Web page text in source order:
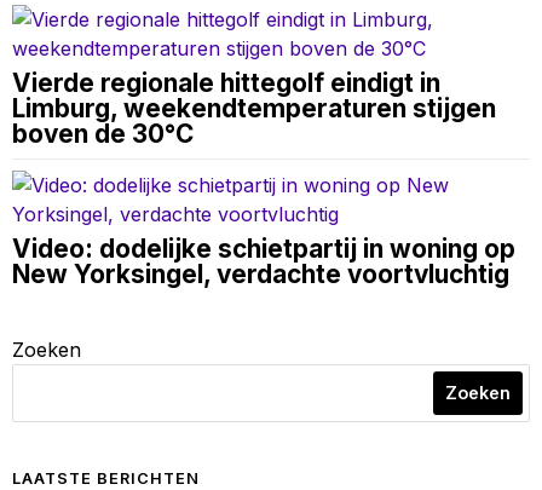
Vierde regionale hittegolf eindigt in
Limburg, weekendtemperaturen stijgen
boven de 30°C
Video: dodelijke schietpartij in woning op
New Yorksingel, verdachte voortvluchtig
Zoeken
Zoeken
LAATSTE BERICHTEN